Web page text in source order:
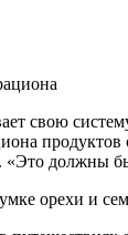
свою
должны
орехи и